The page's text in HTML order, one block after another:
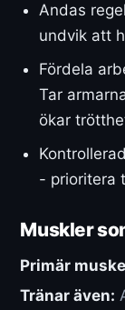
Andas
undvik att
Fördela
Tar
ökar
- prioritera
Muskler
Primär
Tränar även: